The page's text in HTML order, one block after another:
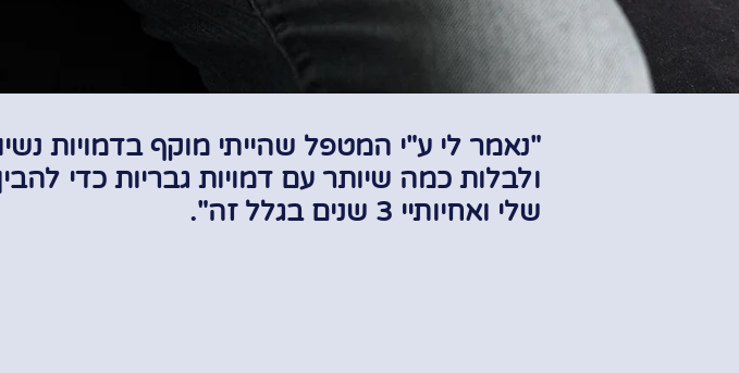
"נאמר לי ע"י המטפל שהייתי מוקף בדמויות
ולבלות כמה שיותר עם דמויות גבריות כדי
שלי ואחיותיי 3 שנים בגלל זה".